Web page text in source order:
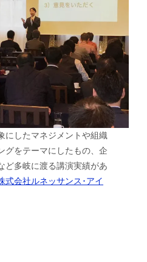
にしたマネジメントや組織
グをテーマにしたもの、企
ど多岐に渡る講演実績があ
式会社ルネッサンス･アイ